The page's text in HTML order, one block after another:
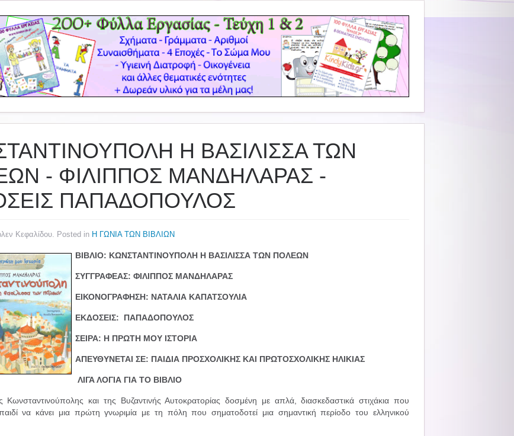
Η ΒΑΣΙΛΙΣΣΑ ΤΩΝ
- ΦΙΛΙΠΠΟΣ ΜΑΝΔΗΛΑΡΑΣ -
ΠΑΠΑΔΟΠΟΥΛΟΣ
Κεφαλίδου. Posted in Η ΓΩΝΙΑ ΤΩΝ ΒΙΒΛΙΩΝ
ΒΙΒΛΙΟ: ΚΩΝΣΤΑΝΤΙΝΟΥΠΟΛΗ Η ΒΑΣΙΛΙΣΣΑ ΤΩΝ ΠΟΛΕΩΝ
ΣΥΓΓΡΑΦΕΑΣ: ΦΙΛΙΠΠΟΣ ΜΑΝΔΗΛΑΡΑΣ
ΕΙΚΟΝΟΓΡΑΦΗΣΗ: ΝΑΤΑΛΙΑ ΚΑΠΑΤΣΟΥΛΙΑ
ΕΚΔΟΣΕΙΣ: ΠΑΠΑΔΟΠΟΥΛΟΣ
ΣΕΙΡΑ: Η ΠΡΩΤΗ ΜΟΥ ΙΣΤΟΡΙΑ
ΑΠΕΥΘΥΝΕΤΑΙ ΣΕ: ΠΑΙΔΙΑ ΠΡΟΣΧΟΛΙΚΗΣ ΚΑΙ ΠΡΩΤΟΣΧΟΛΙΚΗΣ ΗΛΙΚΙΑΣ
ΛΙΓΑ ΛΟΓΙΑ ΓΙΑ ΤΟ ΒΙΒΛΙΟ
Κωνσταντινούπολης και της Βυζαντινής Αυτοκρατορίας δοσμένη με απλά, διασκεδαστικά στιχάκια που
να κάνει μια πρώτη γνωριμία με τη πόλη που σηματοδοτεί μια σημαντική περίοδο του ελληνικού